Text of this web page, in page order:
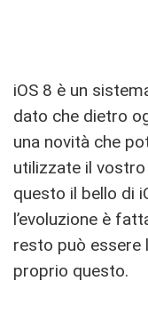
iOS 8 è un
dato che dietro
una novità che
utilizzate il
questo il bello di
l’evoluzione è
resto può essere
proprio questo.